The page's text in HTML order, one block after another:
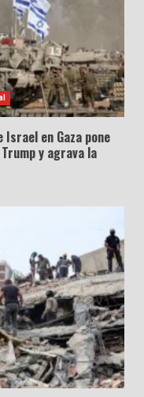
en Gaza pone
y agrava la